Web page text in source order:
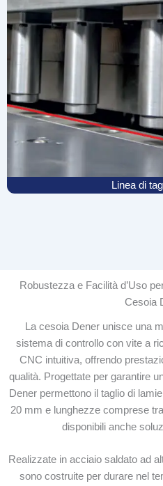
Linea di
Robustezza e Facilità d’Uso
Cesoia
La cesoia Dener unisce una
sistema di controllo con vite a
CNC intuitiva, offrendo
qualità. Progettate per garantire
Dener permettono il taglio di
20 mm e lunghezze comprese
disponibili anche
Realizzate in acciaio saldato ad
sono costruite per durare nel